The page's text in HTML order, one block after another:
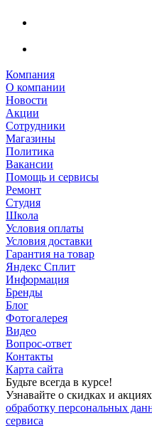
Компания
О компании
Новости
Акции
Сотрудники
Магазины
Политика
Вакансии
Помощь и сервисы
Ремонт
Студия
Школа
Условия оплаты
Условия доставки
Гарантия на товар
Яндекс Сплит
Информация
Бренды
Блог
Фотогалерея
Видео
Вопрос-ответ
Контакты
Карта сайта
Будьте всегда в курсе!
Узнавайте о скидках и
обработку персональных
сервиса